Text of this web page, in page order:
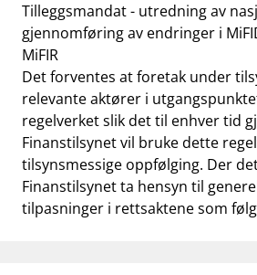
Tilleggsmandat - utredning av
gjennomføring av endringer i
MiFIR
Det forventes at foretak under
relevante aktører i
regelverket slik det til enhver tid
Finanstilsynet vil bruke dette
tilsynsmessige oppfølging. Der
Finanstilsynet ta hensyn til
tilpasninger i rettsaktene som